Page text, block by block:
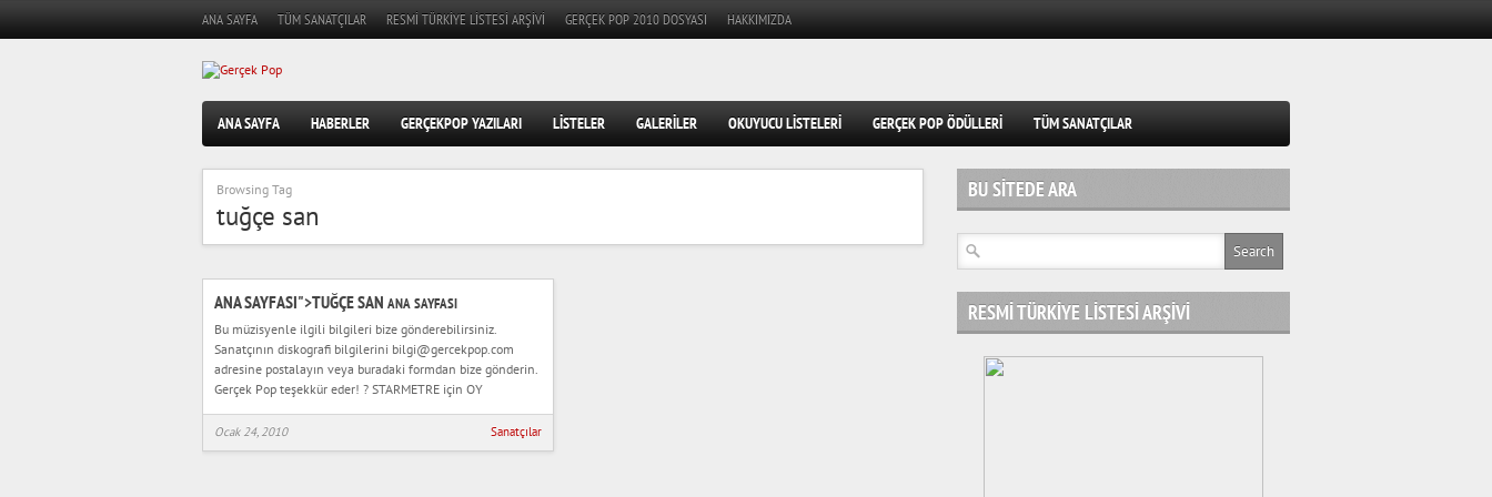
ANA SAYFA TÜM SANATÇILAR RESMI TÜRKIYE LISTESI ARŞIVI GERÇEK POP 2010 DOSYASI HAKKIMIZDA
ANA SAYFA HABERLER GERÇEKPOP YAZILARI LISTELER GALERILER OKUYUCU LISTELERI GERÇEK POP ÖDÜLLERI TÜM SANATÇILAR
Browsing Tag
tuğçe san
ANA SAYFASI">TUĞÇE SAN ANA SAYFASI
Bu müzisyenle ilgili bilgileri bize gönderebilirsiniz.
Sanatçının diskografi bilgilerini bilgi@gercekpop.com
adresine postalayın veya buradaki formdan bize gönderin.
Gerçek Pop teşekkür eder! ? STARMETRE için OY
Ocak 24, 2010 Sanatçılar
BU SITEDE ARA
RESMI TÜRKIYE LISTESI ARŞIVI